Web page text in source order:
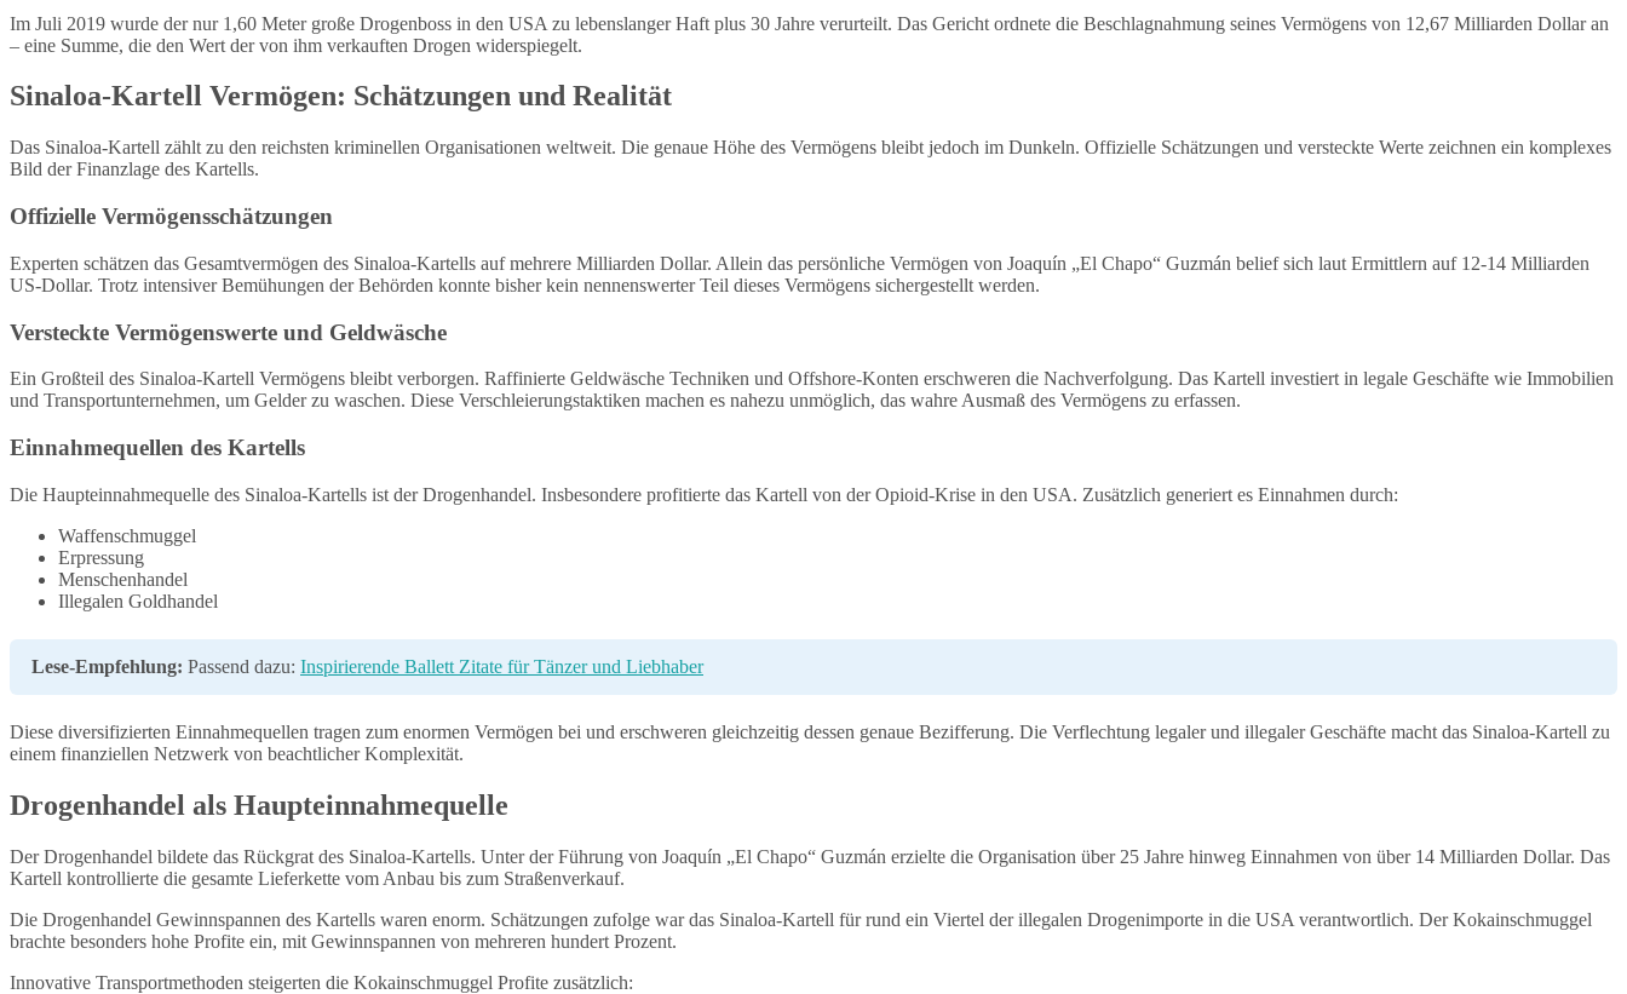
Im Juli 2019 wurde der nur 1,60 Meter große Drogenboss in den USA zu lebenslanger Haft plus 30 Jahre verurteilt. Das Gericht ordnete die Beschlagnahmung seines Vermögens von 12,67 Milliarden Dollar an
– eine Summe, die den Wert der von ihm verkauften Drogen widerspiegelt.
Sinaloa-Kartell Vermögen: Schätzungen und Realität
Das Sinaloa-Kartell zählt zu den reichsten kriminellen Organisationen weltweit. Die genaue Höhe des Vermögens bleibt jedoch im Dunkeln. Offizielle Schätzungen und versteckte Werte zeichnen ein komplexes
Bild der Finanzlage des Kartells.
Offizielle Vermögensschätzungen
Experten schätzen das Gesamtvermögen des Sinaloa-Kartells auf mehrere Milliarden Dollar. Allein das persönliche Vermögen von Joaquín „El Chapo“ Guzmán belief sich laut Ermittlern auf 12-14 Milliarden
US-Dollar. Trotz intensiver Bemühungen der Behörden konnte bisher kein nennenswerter Teil dieses Vermögens sichergestellt werden.
Versteckte Vermögenswerte und Geldwäsche
Ein Großteil des Sinaloa-Kartell Vermögens bleibt verborgen. Raffinierte Geldwäsche Techniken und Offshore-Konten erschweren die Nachverfolgung. Das Kartell investiert in legale Geschäfte wie Immobilien
und Transportunternehmen, um Gelder zu waschen. Diese Verschleierungstaktiken machen es nahezu unmöglich, das wahre Ausmaß des Vermögens zu erfassen.
Einnahmequellen des Kartells
Die Haupteinnahmequelle des Sinaloa-Kartells ist der Drogenhandel. Insbesondere profitierte das Kartell von der Opioid-Krise in den USA. Zusätzlich generiert es Einnahmen durch:
Waffenschmuggel
Erpressung
Menschenhandel
Illegalen Goldhandel
Lese-Empfehlung: Passend dazu: Inspirierende Ballett Zitate für Tänzer und Liebhaber
Diese diversifizierten Einnahmequellen tragen zum enormen Vermögen bei und erschweren gleichzeitig dessen genaue Bezifferung. Die Verflechtung legaler und illegaler Geschäfte macht das Sinaloa-Kartell zu
einem finanziellen Netzwerk von beachtlicher Komplexität.
Drogenhandel als Haupteinnahmequelle
Der Drogenhandel bildete das Rückgrat des Sinaloa-Kartells. Unter der Führung von Joaquín „El Chapo“ Guzmán erzielte die Organisation über 25 Jahre hinweg Einnahmen von über 14 Milliarden Dollar. Das
Kartell kontrollierte die gesamte Lieferkette vom Anbau bis zum Straßenverkauf.
Die Drogenhandel Gewinnspannen des Kartells waren enorm. Schätzungen zufolge war das Sinaloa-Kartell für rund ein Viertel der illegalen Drogenimporte in die USA verantwortlich. Der Kokainschmuggel
brachte besonders hohe Profite ein, mit Gewinnspannen von mehreren hundert Prozent.
Innovative Transportmethoden steigerten die Kokainschmuggel Profite zusätzlich: